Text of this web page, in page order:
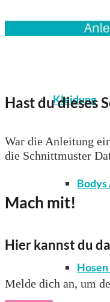
Kleidung
Hast du dieses
War die Anleitung
die Schnittmuster
Mach mit!
Hier kannst du
Melde dich an, um